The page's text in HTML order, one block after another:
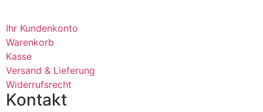
Ihr Kundenkonto
Warenkorb
Kasse
Versand & Lieferung
Widerrufsrecht
Kontakt